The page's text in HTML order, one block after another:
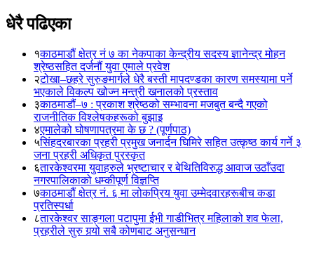
धेरै पढिएका
१काठमाडौं क्षेत्र नं ७ का नेकपाका केन्द्रीय सदस्य ज्ञानेन्द्र मोहन
श्रेष्ठसहित दर्जनौं युवा एमाले प्रवेश
२टोखा–छहरे सुरुङमार्गले धेरै बस्ती मापदण्डका कारण समस्यामा पर्ने
भएकाले विकल्प खोज्न मन्त्री खनालको प्रस्ताव
३काठमाडौं–७ : प्रकाश श्रेष्ठको सम्भावना मजबुत बन्दै गएको
राजनीतिक विश्लेषकहरूको बुझाइ
४एमालेको घोषणापत्रमा के छ ? (पूर्णपाठ)
५सिंहदरबारका प्रहरी प्रमुख जनार्दन घिमिरे सहित उत्कृष्ठ कार्य गर्ने ३
जना प्रहरी अधिकृत पुरस्कृत
६तारकेश्वरमा युवाहरुले भ्रष्टाचार र बेथितिविरुद्ध आवाज उठाँउदा
नगरपालिकाको धम्कीपूर्ण विज्ञप्ति
७काठमाडौं क्षेत्र नं. ६ मा लोकप्रिय युवा उम्मेदवारहरूबीच कडा
प्रतिस्पर्धा
८तारकेश्वर साङ्गला पटापुमा ईभी गाडीभित्र महिलाको शव फेला,
प्रहरीले सुरु गर्‍यो सबै कोणबाट अनुसन्धान